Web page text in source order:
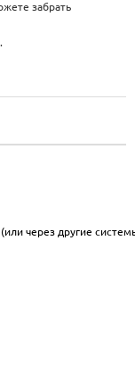
забрать
через другие